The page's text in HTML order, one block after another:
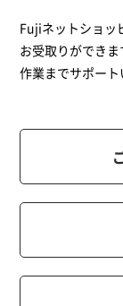
Fujiネットショッ
お受取りができ
作業までサポート